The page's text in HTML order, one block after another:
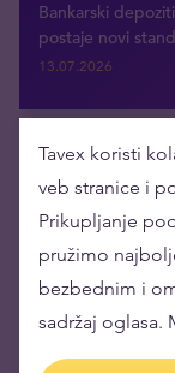
Bankarski
postaje novi
13.07.2026
Dobijajte najnovije
Tavex koristi
veb stranice i
Prikupljanje
pružimo
bezbednim i
sadržaj oglasa.